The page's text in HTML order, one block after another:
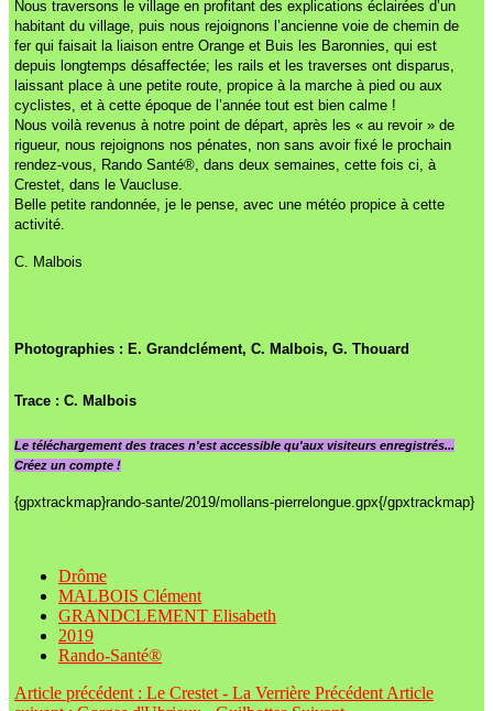
Nous traversons le village en profitant des explications éclairées d’un
habitant du village, puis nous rejoignons l’ancienne voie de chemin de
fer qui faisait la liaison entre Orange et Buis les Baronnies, qui est
depuis longtemps désaffectée; les rails et les traverses ont disparus,
laissant place à une petite route, propice à la marche à pied ou aux
cyclistes, et à cette époque de l’année tout est bien calme !
Nous voilà revenus à notre point de départ, après les « au revoir » de
rigueur, nous rejoignons nos pénates, non sans avoir fixé le prochain
rendez-vous, Rando Santé®, dans deux semaines, cette fois ci, à
Crestet, dans le Vaucluse.
Belle petite randonnée, je le pense, avec une météo propice à cette
activité.
C. Malbois
Photographies : E. Grandclément, C. Malbois, G. Thouard
Trace : C. Malbois
Le téléchargement des traces n'est accessible qu'aux visiteurs enregistrés...
Créez un compte !
{gpxtrackmap}rando-sante/2019/mollans-pierrelongue.gpx{/gpxtrackmap}
Drôme
MALBOIS Clément
GRANDCLEMENT Elisabeth
2019
Rando-Santé®
Article précédent : Le Crestet - La Verrière Précédent Article